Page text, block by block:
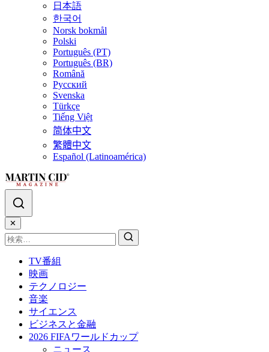
日本語
한국어
Norsk bokmål
Polski
Português (PT)
Português (BR)
Română
Русский
Svenska
Türkçe
Tiếng Việt
简体中文
繁體中文
Español (Latinoamérica)
✕
TV番組
映画
テクノロジー
音楽
サイエンス
ビジネスと金融
2026 FIFAワールドカップ
ニュース